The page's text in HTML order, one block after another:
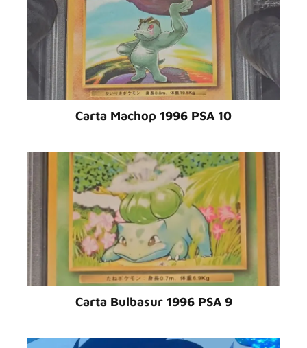
Carta Machop 1996 PSA 10
Carta Bulbasur 1996 PSA 9